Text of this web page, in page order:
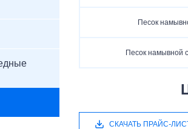
Песок
Песок намывной
СКАЧАТЬ ПРАЙС-